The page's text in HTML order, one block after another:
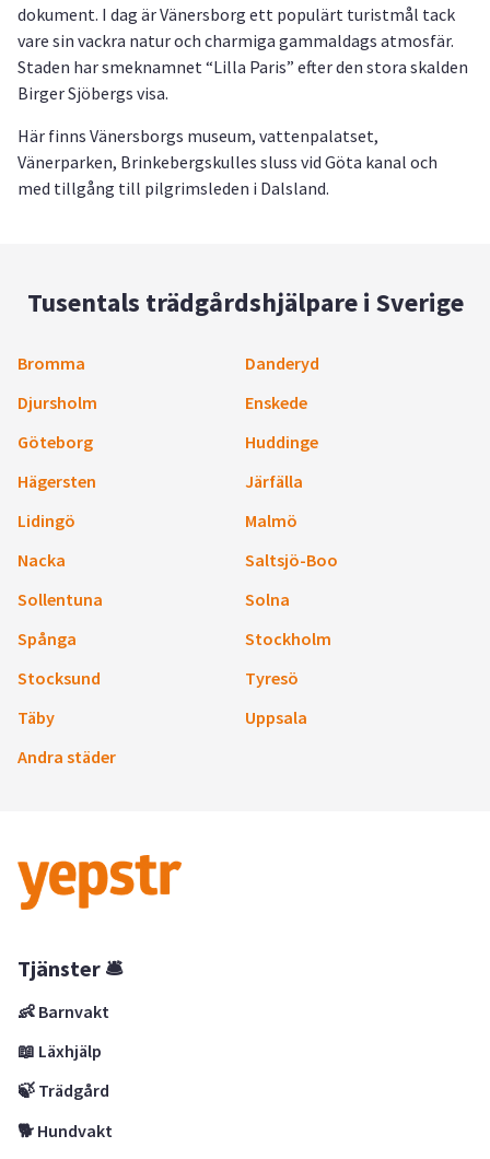
dokument. I dag är Vänersborg ett populärt turistmål tack
vare sin vackra natur och charmiga gammaldags atmosfär.
Staden har smeknamnet “Lilla Paris” efter den stora skalden
Birger Sjöbergs visa.
Här finns Vänersborgs museum, vattenpalatset,
Vänerparken, Brinkebergskulles sluss vid Göta kanal och
med tillgång till pilgrimsleden i Dalsland.
Tusentals trädgårdshjälpare i Sverige
Bromma
Danderyd
Djursholm
Enskede
Göteborg
Huddinge
Hägersten
Järfälla
Lidingö
Malmö
Nacka
Saltsjö-Boo
Sollentuna
Solna
Spånga
Stockholm
Stocksund
Tyresö
Täby
Uppsala
Andra städer
Tjänster 🛎
👶 Barnvakt
📖 Läxhjälp
🍃 Trädgård
🐕 Hundvakt